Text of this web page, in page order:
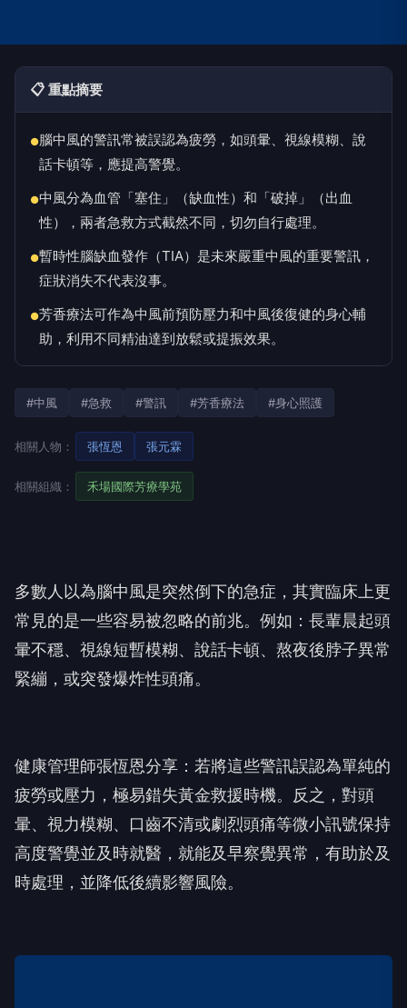
📋 重點摘要
●腦中風的警訊常被誤認為疲勞，如頭暈、視線模糊、說
話卡頓等，應提高警覺。
●中風分為血管「塞住」（缺血性）和「破掉」（出血
性），兩者急救方式截然不同，切勿自行處理。
●暫時性腦缺血發作（TIA）是未來嚴重中風的重要警訊，
症狀消失不代表沒事。
●芳香療法可作為中風前預防壓力和中風後復健的身心輔
助，利用不同精油達到放鬆或提振效果。
#中風 #急救 #警訊 #芳香療法 #身心照護
相關人物： 張恆恩 張元霖
相關組織： 禾場國際芳療學苑
多數人以為腦中風是突然倒下的急症，其實臨床上更
常見的是一些容易被忽略的前兆。例如：長輩晨起頭
暈不穩、視線短暫模糊、說話卡頓、熬夜後脖子異常
緊繃，或突發爆炸性頭痛。
健康管理師張恆恩分享：若將這些警訊誤認為單純的
疲勞或壓力，極易錯失黃金救援時機。反之，對頭
暈、視力模糊、口齒不清或劇烈頭痛等微小訊號保持
高度警覺並及時就醫，就能及早察覺異常，有助於及
時處理，並降低後續影響風險。